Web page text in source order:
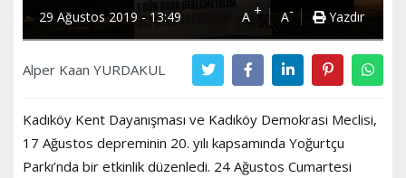
29 Ağustos 2019 - 13:49 A + A- Yazdır
Alper Kaan YURDAKUL
Kadıköy Kent Dayanışması ve Kadıköy Demokrasi Meclisi,
17 Ağustos depreminin 20. yılı kapsamında Yoğurtçu
Parkı’nda bir etkinlik düzenledi. 24 Ağustos Cumartesi